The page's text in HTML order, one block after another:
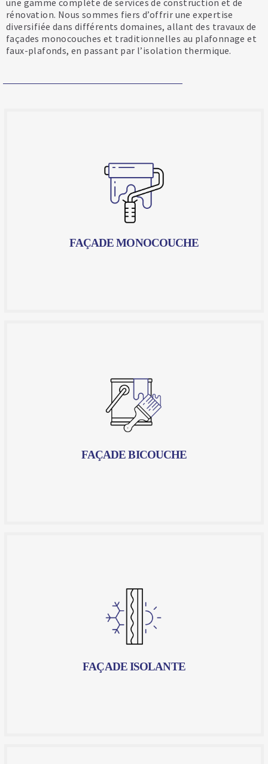
une gamme complète de services de construction et de
rénovation. Nous sommes fiers d’offrir une expertise
diversifiée dans différents domaines, allant des travaux de
façades monocouches et traditionnelles au plafonnage et
faux-plafonds, en passant par l’isolation thermique.
FAÇADE MONOCOUCHE
FAÇADE MONOCOUCHE
Une technique moderne et efficace qui permet de
revêtir vos murs extérieurs d'un seul et unique enduit,
apportant à la fois une finition impeccable et une
protection durable. Chez Artfac, nous maîtrisons cette
technique à la perfection, grâce à notre expertise et à
notre savoir-faire éprouvé.
FAÇADE BICOUCHE
Une méthode de revêtement des murs extérieurs qui
consiste à appliquer deux couches d'enduit
successives, offrant ainsi une finition impeccable et
une protection accrue contre les intempéries et les
agressions extérieures. Chez Artfac, nous avons
perfectionné cette technique pour vous offrir des
FAÇADE ISOLANTE
Une technique qui consiste à installer un système
d'isolation thermique par l'extérieur (ITE) sur vos murs
extérieurs, permettant ainsi de limiter les
déperditions de chaleur en hiver et de conserver la
fraîcheur en été. Chez Artfac, nous maîtrisons
parfaitement cette technique et nous sommes en
mesure de vous proposer des solutions sur mesure